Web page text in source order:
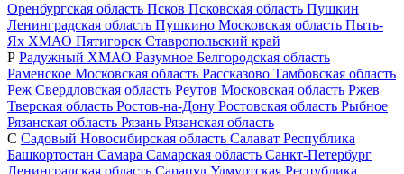
Оренбургская область Псков Псковская область Пушкин
Ленинградская область Пушкино Московская область Пыть-
Ях ХМАО Пятигорск Ставропольский край
Р Радужный ХМАО Разумное Белгородская область
Раменское Московская область Рассказово Тамбовская область
Реж Свердловская область Реутов Московская область Ржев
Тверская область Ростов-на-Дону Ростовская область Рыбное
Рязанская область Рязань Рязанская область
С Садовый Новосибирская область Салават Республика
Башкортостан Самара Самарская область Санкт-Петербург
Ленинградская область Сарапул Удмуртская Республика